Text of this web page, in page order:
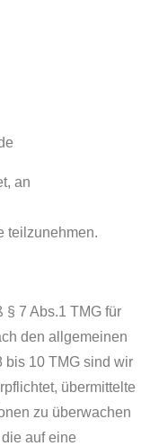
an
teilzunehmen.
7 Abs.1 TMG für
den allgemeinen
bis 10 TMG sind wir
übermittelte
zu überwachen
auf eine